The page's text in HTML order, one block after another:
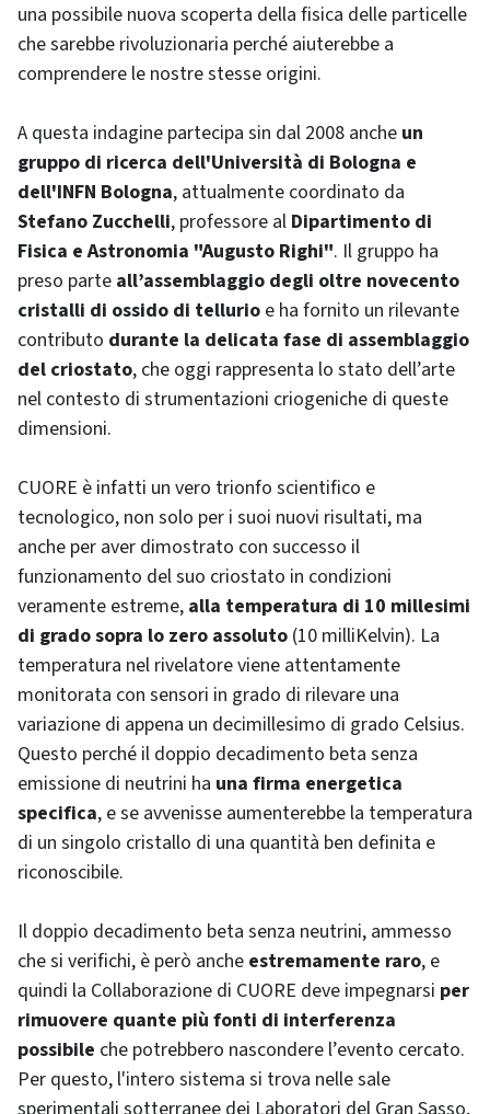
una possibile nuova scoperta della fisica delle particelle
che sarebbe rivoluzionaria perché aiuterebbe a
comprendere le nostre stesse origini.
A questa indagine partecipa sin dal 2008 anche un
gruppo di ricerca dell'Università di Bologna e
dell'INFN Bologna, attualmente coordinato da
Stefano Zucchelli, professore al Dipartimento di
Fisica e Astronomia "Augusto Righi". Il gruppo ha
preso parte all’assemblaggio degli oltre novecento
cristalli di ossido di tellurio e ha fornito un rilevante
contributo durante la delicata fase di assemblaggio
del criostato, che oggi rappresenta lo stato dell’arte
nel contesto di strumentazioni criogeniche di queste
dimensioni.
CUORE è infatti un vero trionfo scientifico e
tecnologico, non solo per i suoi nuovi risultati, ma
anche per aver dimostrato con successo il
funzionamento del suo criostato in condizioni
veramente estreme, alla temperatura di 10 millesimi
di grado sopra lo zero assoluto (10 milliKelvin). La
temperatura nel rivelatore viene attentamente
monitorata con sensori in grado di rilevare una
variazione di appena un decimillesimo di grado Celsius.
Questo perché il doppio decadimento beta senza
emissione di neutrini ha una firma energetica
specifica, e se avvenisse aumenterebbe la temperatura
di un singolo cristallo di una quantità ben definita e
riconoscibile.
Il doppio decadimento beta senza neutrini, ammesso
che si verifichi, è però anche estremamente raro, e
quindi la Collaborazione di CUORE deve impegnarsi per
rimuovere quante più fonti di interferenza
possibile che potrebbero nascondere l’evento cercato.
Per questo, l'intero sistema si trova nelle sale